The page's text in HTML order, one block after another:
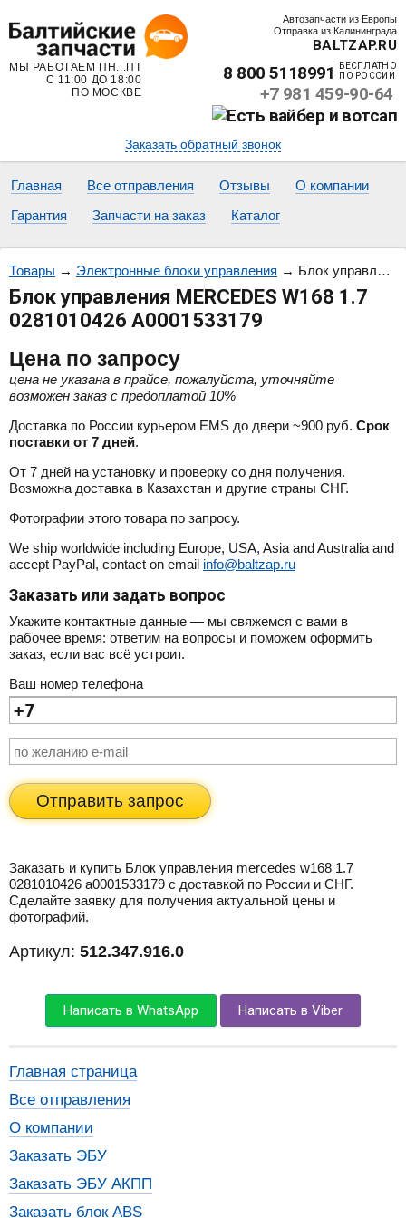
Автозапчасти из Европы
Отправка из Калининграда
BALTZAP.RU
МЫ РАБОТАЕМ ПН...ПТ
С 11:00 ДО 18:00
ПО МОСКВЕ
8 800 5118991
БЕСПЛАТНО
ПО РОССИИ
+7 981 459-90-64
Заказать обратный звонок
Главная Все отправления Отзывы
О компании
Гарантия
Запчасти на заказ Каталог
Товары → Электронные блоки управления → Блок управления MERCEDES W168 1.7 0281010426 A0001533179
Блок управления MERCEDES W168 1.7
0281010426 A0001533179
Цена по запросу
цена не указана в прайсе, пожалуйста, уточняйте
возможен заказ с предоплатой 10%
Доставка по России курьером EMS до двери ~900 руб. Срок
поставки от 7 дней.
От 7 дней на установку и проверку со дня получения.
Возможна доставка в Казахстан и другие страны СНГ.
Фотографии этого товара по запросу.
We ship worldwide including Europe, USA, Asia and Australia and
accept PayPal, contact on email info@baltzap.ru
Заказать или задать вопрос
Укажите контактные данные — мы свяжемся с вами в
рабочее время: ответим на вопросы и поможем оформить
заказ, если вас всё устроит.
Ваш номер телефона
Отправить запрос
Заказать и купить Блок управления mercedes w168 1.7
0281010426 a0001533179 с доставкой по России и СНГ.
Сделайте заявку для получения актуальной цены и
фотографий.
Артикул: 512.347.916.0
Написать в WhatsApp Написать в Viber
Главная страница
Все отправления
О компании
Заказать ЭБУ
Заказать ЭБУ АКПП
Заказать блок ABS